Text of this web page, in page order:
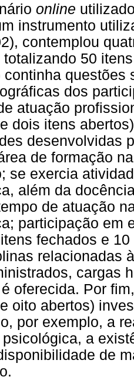
online
instrumento
contemplou
50
continha questões
dos
atuação
dois itens
desenvolvidas
de formação
se exercia
além da
de atuação
participação em
fechados e
relacionadas
cargas
oferecida. Por
oito abertos)
por exemplo, a
a
de